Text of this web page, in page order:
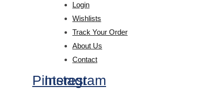
Login
Wishlists
Track Your Order
About Us
Contact
Pinterest
Instagram